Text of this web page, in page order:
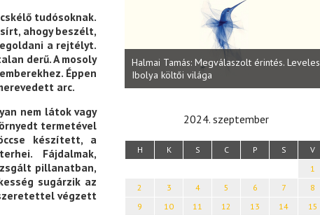
tudósoknak.
ahogy beszélt,
a rejtélyt.
derű. A mosoly
Éppen
arc.
nem látok vagy
termetével
készített, a
Fájdalmak,
pillanatban,
sugárzik az
végzett
LELKEK DALAI.
ösvénybe (Fordította:
Halmai Tamás: Megválaszolt érintés. Leveles
Ibolya költői világa
2024. szeptember
H K S C P S V
1
2
3 4 5 6 7
8
9
10 11 12 13 14
15